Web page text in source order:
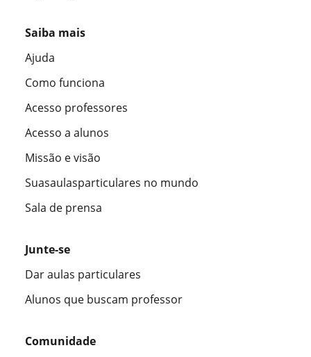
Saiba mais
Ajuda
Como funciona
Acesso professores
Acesso a alunos
Missão e visão
Suasaulasparticulares no mundo
Sala de prensa
Junte-se
Dar aulas particulares
Alunos que buscam professor
Comunidade